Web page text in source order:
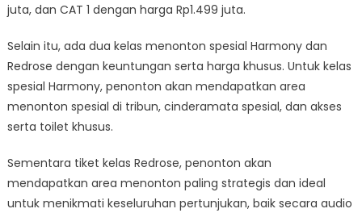
juta, dan CAT 1 dengan harga Rp1.499 juta.
Selain itu, ada dua kelas menonton spesial Harmony dan
Redrose dengan keuntungan serta harga khusus. Untuk kelas
spesial Harmony, penonton akan mendapatkan area
menonton spesial di tribun, cinderamata spesial, dan akses
serta toilet khusus.
Sementara tiket kelas Redrose, penonton akan
mendapatkan area menonton paling strategis dan ideal
untuk menikmati keseluruhan pertunjukan, baik secara audio